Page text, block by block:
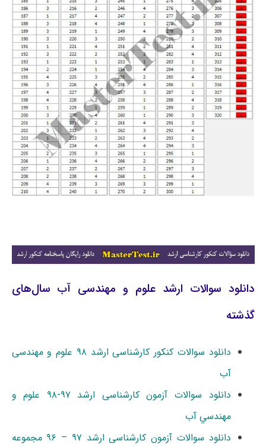
دانلود سوالات ارشد علوم و مهندسی آب سال‌های
گذشته
دانلود سوالات کنکور کارشناسی ارشد ۹۸ علوم و مهندسی
آب
دانلود سوالات آزمون کارشناسی ارشد ۹۷-۹۸ ﻋﻠﻮم و
ﻣﻬﻨﺪﺳﻲ آب
دانلود سوالات آزمون کارشناسی ارشد ۹۷ – ۹۶ مجموعه